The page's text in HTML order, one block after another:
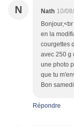
N Nath 10/
en la
courgettes
avec 250 g
une photo
que tu
Bon
Répondre